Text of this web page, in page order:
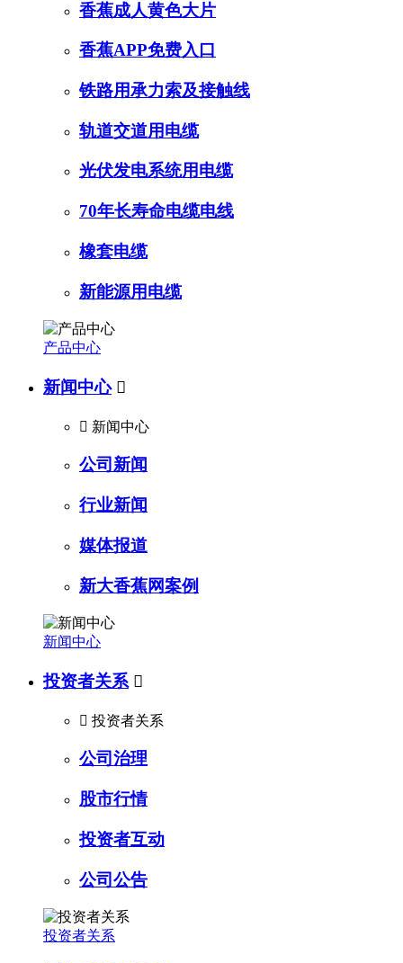
香蕉成人黄色大片
香蕉APP免费入口
铁路用承力索及接触线
轨道交道用电缆
光伏发电系统用电缆
70年长寿命电缆电线
橡套电缆
新能源用电缆
产品中心
新闻中心 
 新闻中心
公司新闻
行业新闻
媒体报道
新大香蕉网案例
新闻中心
投资者关系 
 投资者关系
公司治理
股市行情
投资者互动
公司公告
投资者关系